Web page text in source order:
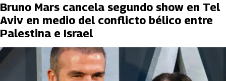
Bruno Mars cancela segundo show en Tel
Aviv en medio del conflicto bélico entre
Palestina e Israel